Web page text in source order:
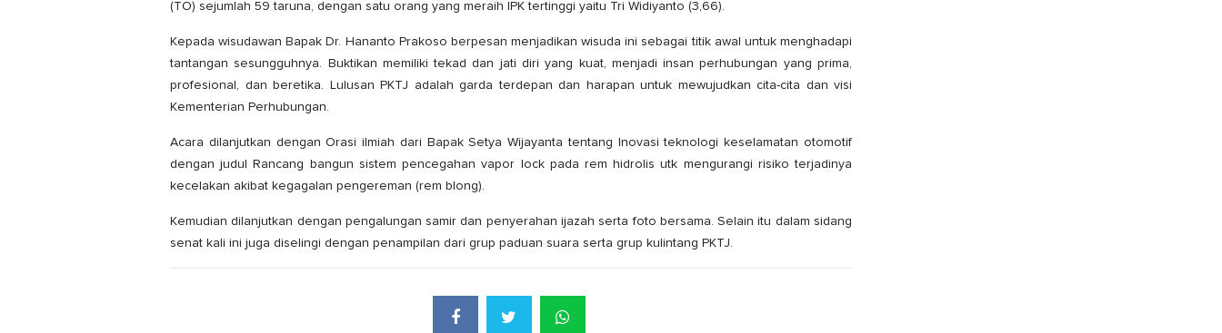
(TO) sejumlah 59 taruna, dengan satu orang yang meraih IPK tertinggi yaitu Tri Widiyanto (3,66).
Kepada wisudawan Bapak Dr. Hananto Prakoso berpesan menjadikan wisuda ini sebagai titik awal untuk menghadapi
tantangan sesungguhnya. Buktikan memiliki tekad dan jati diri yang kuat, menjadi insan perhubungan yang prima,
profesional, dan beretika. Lulusan PKTJ adalah garda terdepan dan harapan untuk mewujudkan cita-cita dan visi
Kementerian Perhubungan.
Acara dilanjutkan dengan Orasi ilmiah dari Bapak Setya Wijayanta tentang Inovasi teknologi keselamatan otomotif
dengan judul Rancang bangun sistem pencegahan vapor lock pada rem hidrolis utk mengurangi risiko terjadinya
kecelakan akibat kegagalan pengereman (rem blong).
Kemudian dilanjutkan dengan pengalungan samir dan penyerahan ijazah serta foto bersama. Selain itu dalam sidang
senat kali ini juga diselingi dengan penampilan dari grup paduan suara serta grup kulintang PKTJ.